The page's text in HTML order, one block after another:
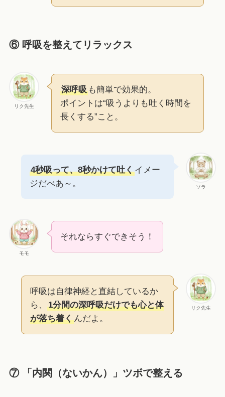
⑥ 呼吸を整えてリラックス
リク先生
深呼吸も簡単で効果的。
ポイントは“吸うよりも吐く時間を
長くする”こと。
ソラ
4秒吸って、8秒かけて吐くイメー
ジだべあ～。
モモ
それならすぐできそう！
リク先生
呼吸は自律神経と直結しているか
ら、
1分間の深呼吸だけでも心と体
が落ち着くんだよ。
⑦ 「内関（ないかん）」ツボで整える